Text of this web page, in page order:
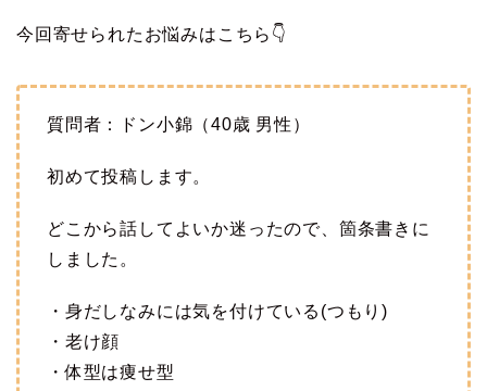
今回寄せられたお悩みはこちら👇
質問者：ドン小錦（40歳 男性）
初めて投稿します。
どこから話してよいか迷ったので、箇条書きに
しました。
・身だしなみには気を付けている(つもり)
・老け顔
・体型は痩せ型